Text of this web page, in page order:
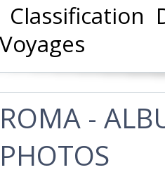
Classification
Voyages‎
‎ROMA -
PHOTOS‎